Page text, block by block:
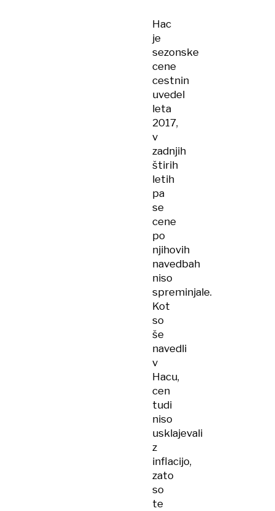
Hac
je
sezonske
cene
cestnin
uvedel
leta
2017,
v
zadnjih
štirih
letih
pa
se
cene
po
njihovih
navedbah
niso
spreminjale.
Kot
so
še
navedli
v
Hacu,
cen
tudi
niso
usklajevali
z
inflacijo,
zato
so
te